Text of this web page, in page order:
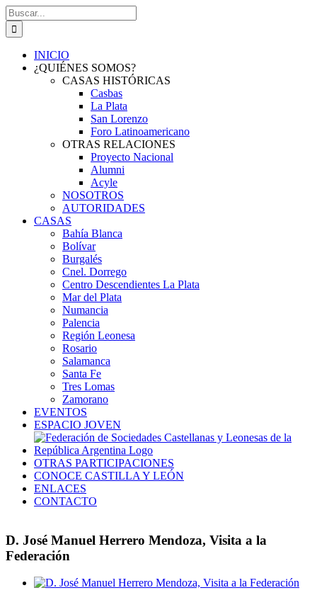
Saltar
al
contenido
Buscar:
INICIO
¿QUIÉNES SOMOS?
CASAS HISTÓRICAS
Casbas
La Plata
San Lorenzo
Foro Latinoamericano
OTRAS RELACIONES
Proyecto Nacional
Alumni
Acyle
NOSOTROS
AUTORIDADES
CASAS
Bahía Blanca
Bolívar
Burgalés
Cnel. Dorrego
Centro Descendientes La Plata
Mar del Plata
Numancia
Palencia
Región Leonesa
Rosario
Salamanca
Santa Fe
Tres Lomas
Zamorano
EVENTOS
ESPACIO JOVEN
OTRAS PARTICIPACIONES
CONOCE CASTILLA Y LEÓN
ENLACES
CONTACTO
D. José Manuel Herrero Mendoza, Visita a la
Federación
Ver